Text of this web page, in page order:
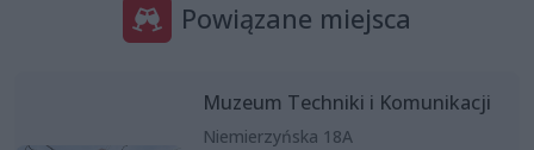
Powiązane miejsca
Muzeum Techniki i Komunikacji
Niemierzyńska 18A